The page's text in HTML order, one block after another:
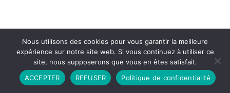
Partenariat Contact
Politique de Confidentialité
CGU
Copyright © 2026 - Propulsé par DIEUDUDIABLE
Nous utilisons des cookies pour vous garantir la meilleure
expérience sur notre site web. Si vous continuez à utiliser ce
site, nous supposerons que vous en êtes satisfait.
ACCEPTER
REFUSER Politique de confidentialité